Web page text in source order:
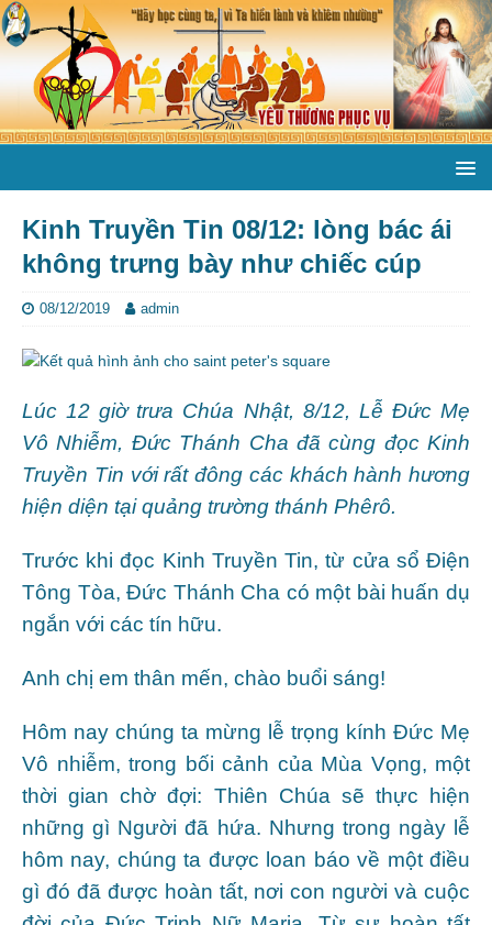
Kinh Truyền Tin 08/12: lòng bác ái
không trưng bày như chiếc cúp
08/12/2019 admin
Lúc 12 giờ trưa Chúa Nhật, 8/12, Lễ Đức Mẹ
Vô Nhiễm, Đức Thánh Cha đã cùng đọc Kinh
Truyền Tin với rất đông các khách hành hương
hiện diện tại quảng trường thánh Phêrô.
Trước khi đọc Kinh Truyền Tin, từ cửa sổ Điện
Tông Tòa, Đức Thánh Cha có một bài huấn dụ
ngắn với các tín hữu.
Anh chị em thân mến, chào buổi sáng!
Hôm nay chúng ta mừng lễ trọng kính Đức Mẹ
Vô nhiễm, trong bối cảnh của Mùa Vọng, một
thời gian chờ đợi: Thiên Chúa sẽ thực hiện
những gì Người đã hứa. Nhưng trong ngày lễ
hôm nay, chúng ta được loan báo về một điều
gì đó đã được hoàn tất, nơi con người và cuộc